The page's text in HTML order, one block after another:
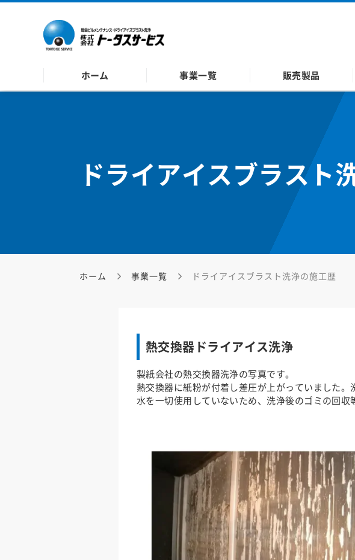
トータスサービス｜事業一覧
ホーム 事業一覧 販売製品
ドライアイスブラスト
ホーム 事業一覧 ドライアイスブラスト洗浄の施工歴
熱交換器ドライアイス洗浄
製紙会社の熱交換器洗浄の写真です。
熱交換器に紙粉が付着し差圧が上がっていました。
水を一切使用していないため、洗浄後のゴミの回収